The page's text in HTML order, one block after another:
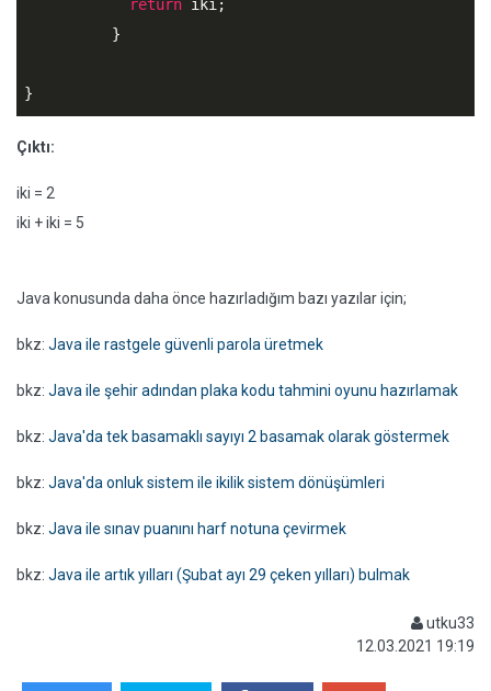
return iki;
Çıktı:
iki = 2
iki + iki = 5
Java konusunda daha önce hazırladığım bazı yazılar için;
bkz: Java ile rastgele güvenli parola üretmek
bkz: Java ile şehir adından plaka kodu tahmini oyunu hazırlamak
bkz: Java'da tek basamaklı sayıyı 2 basamak olarak göstermek
bkz: Java'da onluk sistem ile ikilik sistem dönüşümleri
bkz: Java ile sınav puanını harf notuna çevirmek
bkz: Java ile artık yılları (Şubat ayı 29 çeken yılları) bulmak
utku33
12.03.2021 19:19